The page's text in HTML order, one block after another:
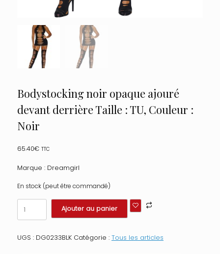
Bodystocking noir opaque ajouré
devant derrière Taille : TU, Couleur :
Noir
65.40€ TTC
Marque : Dreamgirl
En stock (peut être commandé)
quantité
de
Bodystocking
opaque
Ajouter au panier
UGS : DG0233BLK Catégorie : Tous les articles